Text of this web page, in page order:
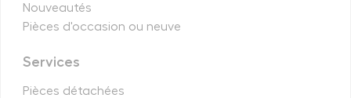
Nouveautés
Pièces d'occasion ou neuve
Services
Pièces détachées